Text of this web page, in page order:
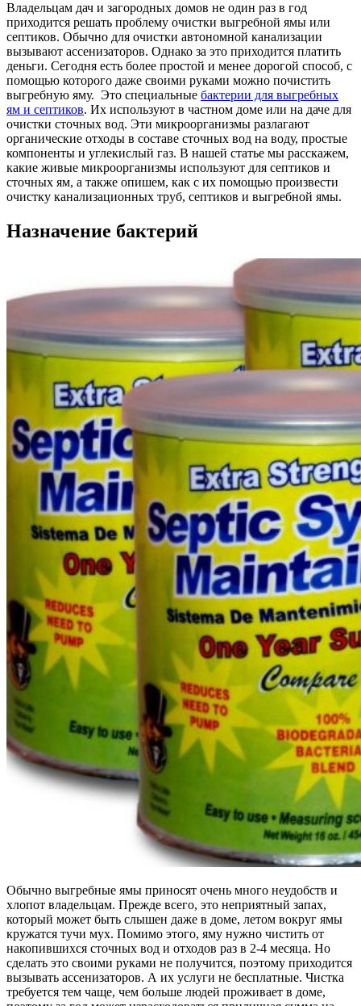
Владельцам дач и загородных домов не один раз в год
приходится решать проблему очистки выгребной ямы или
септиков. Обычно для очистки автономной канализации
вызывают ассенизаторов. Однако за это приходится платить
деньги. Сегодня есть более простой и менее дорогой способ, с
помощью которого даже своими руками можно почистить
выгребную яму. Это специальные бактерии для выгребных
ям и септиков. Их используют в частном доме или на даче для
очистки сточных вод. Эти микроорганизмы разлагают
органические отходы в составе сточных вод на воду, простые
компоненты и углекислый газ. В нашей статье мы расскажем,
какие живые микроорганизмы используют для септиков и
сточных ям, а также опишем, как с их помощью произвести
очистку канализационных труб, септиков и выгребной ямы.
Назначение бактерий
Обычно выгребные ямы приносят очень много неудобств и
хлопот владельцам. Прежде всего, это неприятный запах,
который может быть слышен даже в доме, летом вокруг ямы
кружатся тучи мух. Помимо этого, яму нужно чистить от
накопившихся сточных вод и отходов раз в 2-4 месяца. Но
сделать это своими руками не получится, поэтому приходится
вызывать ассенизаторов. А их услуги не бесплатные. Чистка
требуется тем чаще, чем больше людей проживает в доме,